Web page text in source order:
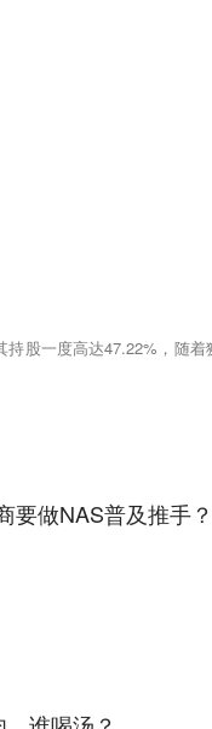
股一度高达47.22%，随着
要做NAS普及推手？